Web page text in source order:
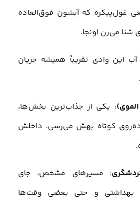
غول‌پیکره که آبشون فوق‌العاده
شنا می‌رن اونجا.
این وادی تقریباً همیشه جریان
: یکی از جذاب‌ترین بخش‌ها،
کوتاه بهش می‌رسی. داخلش
: مسیرهای مشخص، جای
بهداشتی و حتی بعضی وقت‌ها